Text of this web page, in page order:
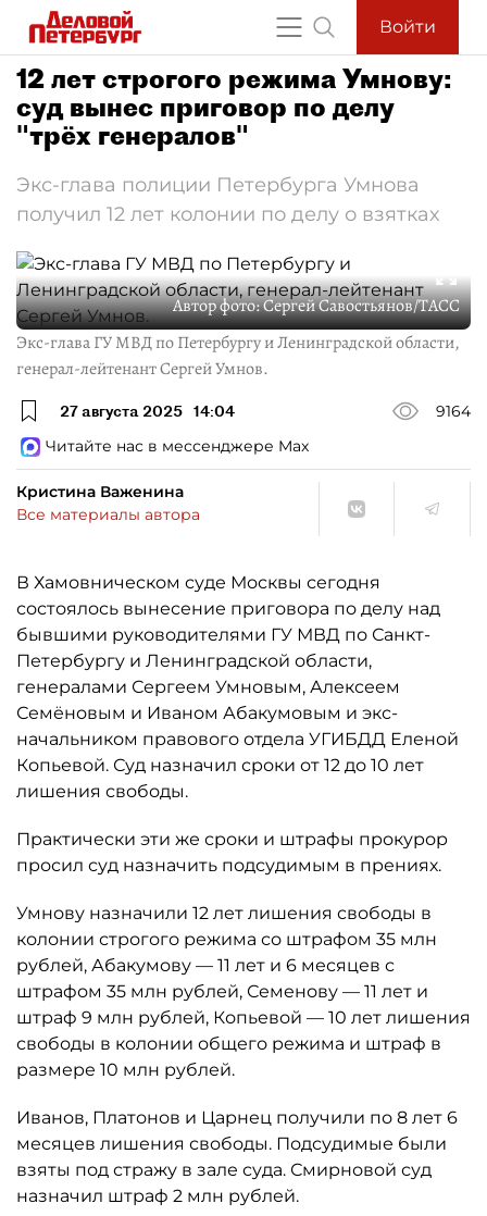
Войти
12 лет строгого режима Умнову:
суд вынес приговор по делу
"трёх генералов"
Экс-глава полиции Петербурга Умнова
получил 12 лет колонии по делу о взятках
Автор фото:Сергей Савостьянов/ТАСС
Экс-глава ГУ МВД по Петербургу и Ленинградской области,
генерал-лейтенант Сергей Умнов.
27 августа 2025 14:04
9164
Читайте нас в мессенджере Max
Кристина Важенина
Все материалы автора
В Хамовническом суде Москвы сегодня
состоялось вынесение приговора по делу над
бывшими руководителями ГУ МВД по Санкт-
Петербургу и Ленинградской области,
генералами Сергеем Умновым, Алексеем
Семёновым и Иваном Абакумовым и экс-
начальником правового отдела УГИБДД Еленой
Копьевой. Суд назначил сроки от 12 до 10 лет
лишения свободы.
Практически эти же сроки и штрафы прокурор
просил суд назначить подсудимым в прениях.
Умнову назначили 12 лет лишения свободы в
колонии строгого режима со штрафом 35 млн
рублей, Абакумову — 11 лет и 6 месяцев с
штрафом 35 млн рублей, Семенову — 11 лет и
штраф 9 млн рублей, Копьевой — 10 лет лишения
свободы в колонии общего режима и штраф в
размере 10 млн рублей.
Иванов, Платонов и Царнец получили по 8 лет 6
месяцев лишения свободы. Подсудимые были
взяты под стражу в зале суда. Смирновой суд
назначил штраф 2 млн рублей.